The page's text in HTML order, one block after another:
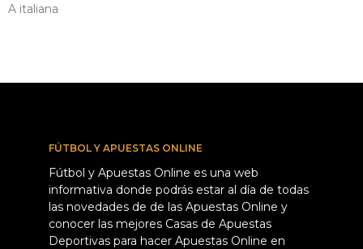
A italiana
FÚTBOL Y APUESTAS ONLINE
Fútbol y Apuestas Online es una web
informativa donde podrás estar al día de todas
las novedades de de las Apuestas Online y
conocer las mejores Casas de Apuestas
Deportivas para hacer Apuestas Online en